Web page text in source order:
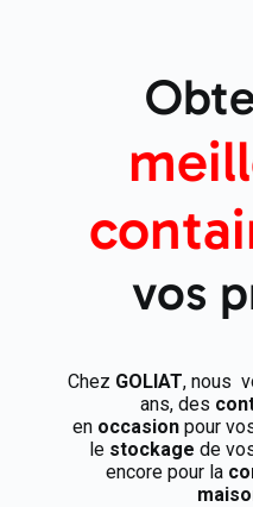
vos
Chez GOLIAT, nous
ans, des
en occasionpour
le stockage de
encore pour la